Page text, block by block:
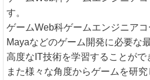
す。
ゲームWeb科ゲームエンジニア
Mayaなどのゲーム開発に必要な
高度なIT技術を学習することがで
また様々な角度からゲームを研